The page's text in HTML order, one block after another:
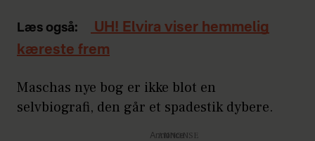
Læs også:
UH! Elvira viser hemmelig
kæreste frem
Maschas nye bog er ikke blot en
selvbiografi, den går et spadestik dybere.
Annonce